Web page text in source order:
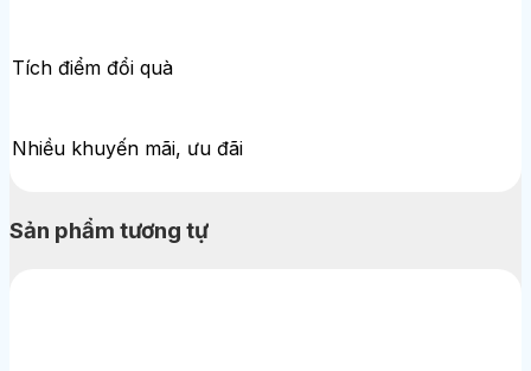
Tích điểm đổi quà
Nhiều khuyến mãi, ưu đãi
Sản phẩm tương tự